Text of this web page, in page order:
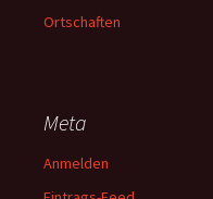
Ortschaften
Meta
Anmelden